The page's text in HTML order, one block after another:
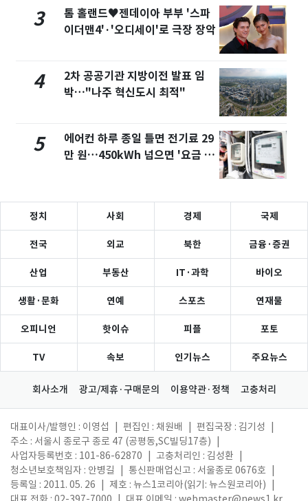
3
톰 홀랜드♥젠데이아 부부 '스파
이더맨4'·'오디세이'로 극장 장악
4
2차 공공기관 지방이전 발표 임
박…"나주 혁신도시 최적"
5
에어컨 하루 종일 틀면 전기료 29
만 원…450kWh 넘으면 '요금 폭
정치 사회 경제 국제
전국 외교 북한 금융·증권
산업 부동산 IT·과학 바이오
생활·문화 연예 스포츠 연재물
오피니언 핫이슈 피플 포토
TV 속보 인기뉴스 주요뉴스
회사소개 광고/제휴·구매문의 이용약관·정책 고충처리
대표이사/발행인 : 이영섭 편집인 : 채원배 편집국장 : 김기성
주소 : 서울시 종로구 종로 47 (공평동,SC빌딩17층)
사업자등록번호 : 101-86-62870
고충처리인 : 김성환
청소년보호책임자 : 안병길
통신판매업신고 : 서울종로 0676호
등록일 : 2011. 05. 26
제호 : 뉴스1코리아(읽기: 뉴스원코리아)